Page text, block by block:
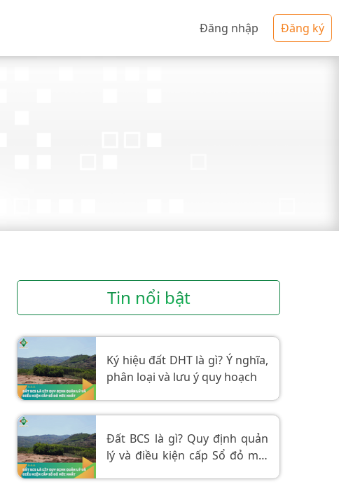
Đăng nhập Đăng ký
Tin nổi bật
Ký hiệu đất DHT là gì? Ý nghĩa,
phân loại và lưu ý quy hoạch
Đất BCS là gì? Quy định quản
lý và điều kiện cấp Sổ đỏ mới